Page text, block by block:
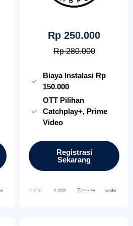
Rp 250.000
Rp 280.000
Biaya Instalasi Rp
150.000
OTT Pilihan
Catchplay+, Prime
Video
Registrasi
Sekarang